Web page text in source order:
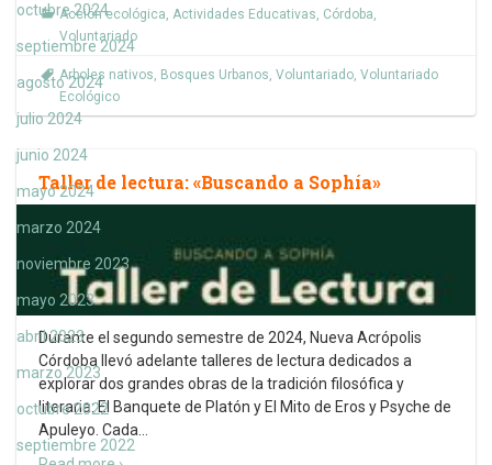
octubre 2024
septiembre 2024
agosto 2024
julio 2024
junio 2024
mayo 2024
marzo 2024
noviembre 2023
mayo 2023
abril 2023
marzo 2023
octubre 2022
septiembre 2022
Acción ecológica, Actividades Educativas, Córdoba,
Voluntariado
Arboles nativos, Bosques Urbanos, Voluntariado, Voluntariado
Ecológico
Taller de lectura: «Buscando a Sophía»
Durante el segundo semestre de 2024, Nueva Acrópolis
Córdoba llevó adelante talleres de lectura dedicados a
explorar dos grandes obras de la tradición filosófica y
literaria: El Banquete de Platón y El Mito de Eros y Psyche de
Apuleyo. Cada…